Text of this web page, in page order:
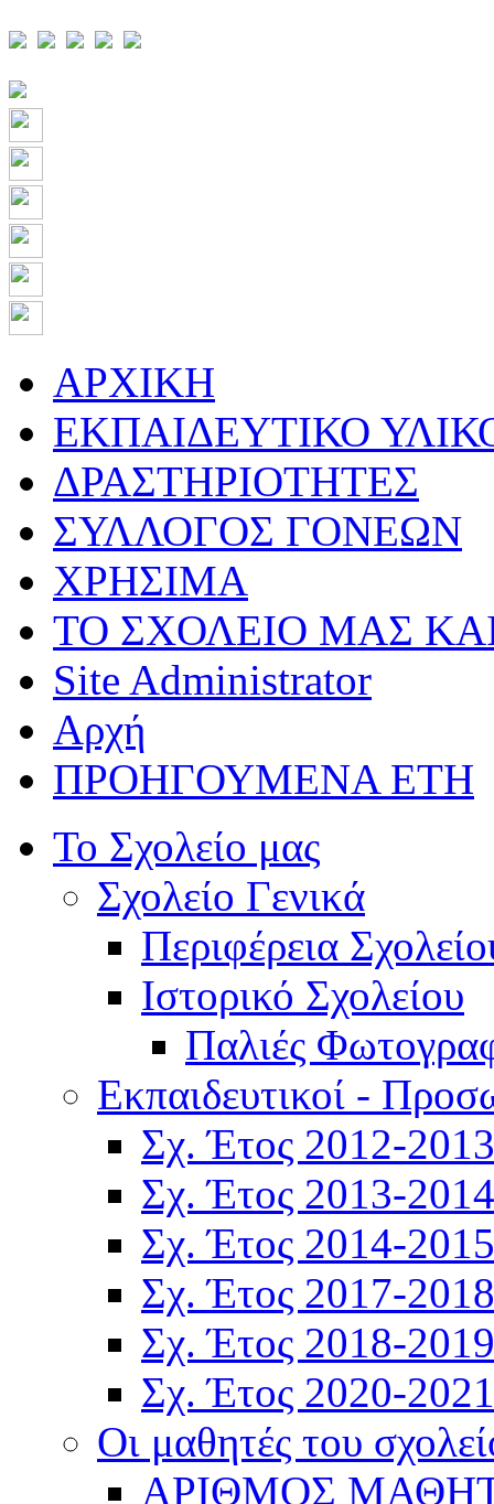
ΑΡΧΙΚΗ
ΕΚΠΑΙΔΕΥΤΙΚΟ
ΔΡΑΣΤΗΡΙΟΤΗΤΕΣ
ΣΥΛΛΟΓΟΣ ΓΟΝΕΩΝ
ΧΡΗΣΙΜΑ
ΤΟ ΣΧΟΛΕΙΟ ΜΑΣ
Site Administrator
Αρχή
ΠΡΟΗΓΟΥΜΕΝΑ ΕΤΗ
Το Σχολείο μας
Σχολείο Γενικά
Περιφέρεια
Ιστορικό Σχολείου
Παλιές
Εκπαιδευτικοί -
Σχ. Έτος 2012-2013
Σχ. Έτος 2013-2014
Σχ. Έτος 2014-2015
Σχ. Έτος 2017-2018
Σχ. Έτος 2018-2019
Σχ. Έτος 2020-2021
Οι μαθητές του
ΑΡΙΘΜΟΣ